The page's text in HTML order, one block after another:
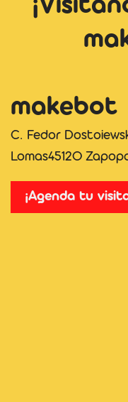
makebot
C. Fedor
Lomas45120
¡Agenda tu